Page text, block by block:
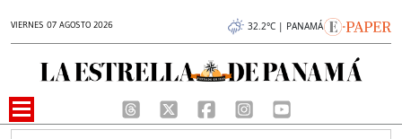
VIERNES 07 AGOSTO 2026 32.2°C | PANAMÁ